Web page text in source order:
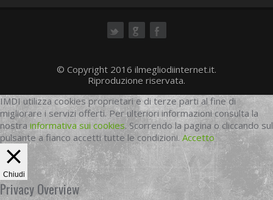
© Copyright 2016 ilmegliodiinternet.it.
Riproduzione riservata.
IMDI utilizza cookies proprietari e di terze parti al fine di
migliorare i servizi offerti. Per ulteriori informazioni consulta la
nostrainformativa sui cookies. Scorrendo la pagina o cliccando sul
pulsante a fianco accetti tutte le condizioni. Accetto
Chiudi
Privacy Overview